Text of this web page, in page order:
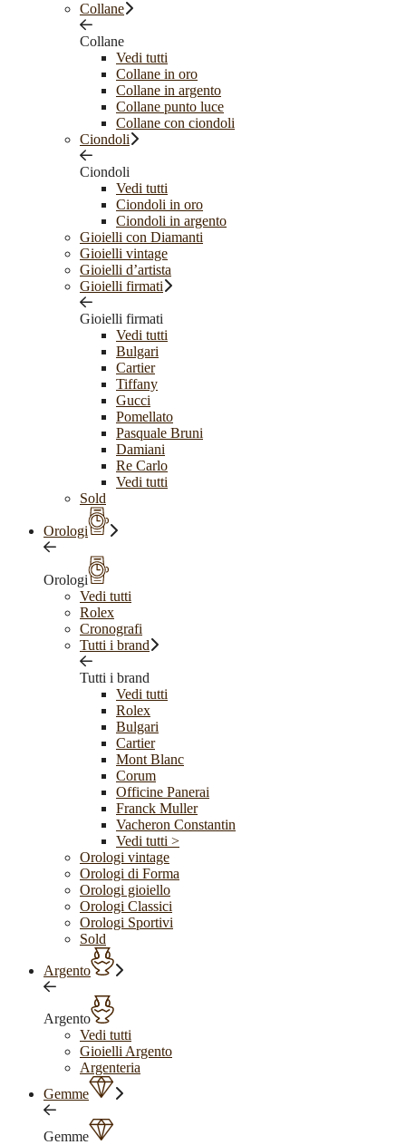
Collane
Collane
Vedi tutti
Collane in oro
Collane in argento
Collane punto luce
Collane con ciondoli
Ciondoli
Ciondoli
Vedi tutti
Ciondoli in oro
Ciondoli in argento
Gioielli con Diamanti
Gioielli vintage
Gioielli d’artista
Gioielli firmati
Gioielli firmati
Vedi tutti
Bulgari
Cartier
Tiffany
Gucci
Pomellato
Pasquale Bruni
Damiani
Re Carlo
Vedi tutti
Sold
Orologi
Orologi
Vedi tutti
Rolex
Cronografi
Tutti i brand
Tutti i brand
Vedi tutti
Rolex
Bulgari
Cartier
Mont Blanc
Corum
Officine Panerai
Franck Muller
Vacheron Constantin
Vedi tutti >
Orologi vintage
Orologi di Forma
Orologi gioiello
Orologi Classici
Orologi Sportivi
Sold
Argento
Argento
Vedi tutti
Gioielli Argento
Argenteria
Gemme
Gemme